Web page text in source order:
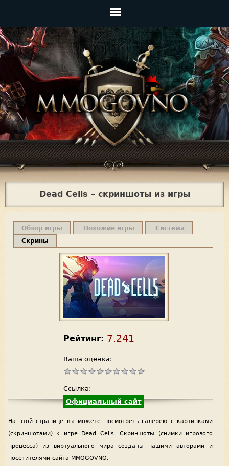
Главное
меню
Jump to navigation
Dead Cells – скриншоты из игры
Обзор игры Похожие игры
Система
Скрины
Рейтинг: 7.241
Ваша оценка:
Ссылка:
Официальный сайт
На этой странице вы можете посмотреть галерею с картинками
(скриншотами) к игре Dead Cells. Скриншоты (снимки игрового
процесса) из виртуального мира созданы нашими авторами и
посетителями сайта MMOGOVNO.